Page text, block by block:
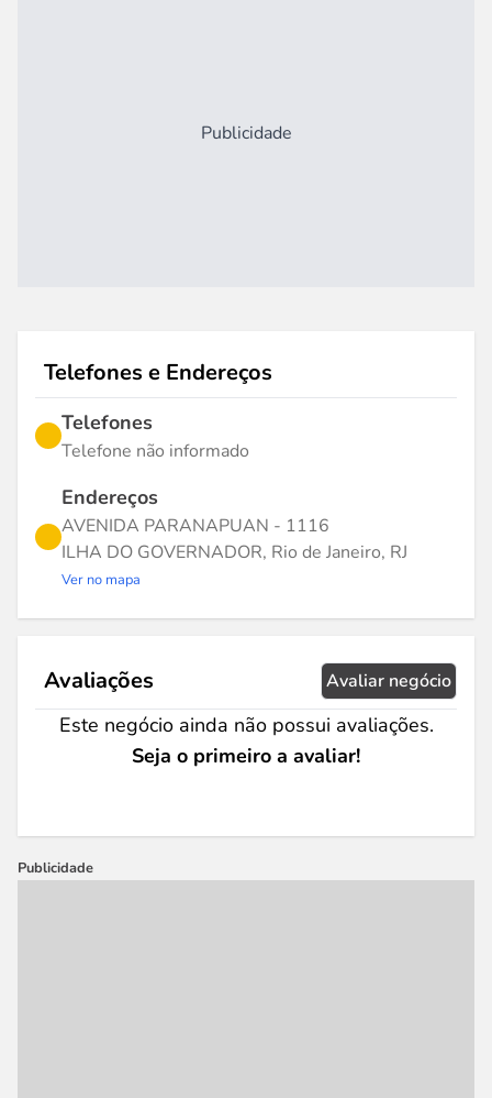
Publicidade
Telefones e Endereços
Telefones
Telefone não informado
Endereços
AVENIDA PARANAPUAN - 1116
ILHA DO GOVERNADOR, Rio de Janeiro, RJ
Ver no mapa
Avaliações Avaliar negócio
Este negócio ainda não possui avaliações.
Seja o primeiro a avaliar!
Publicidade